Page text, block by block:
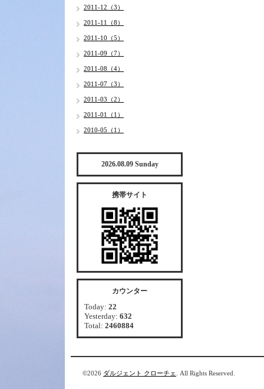
2011-12（3）
2011-11（8）
2011-10（5）
2011-09（7）
2011-08（4）
2011-07（3）
2011-03（2）
2011-01（1）
2010-05（1）
2026.08.09 Sunday
携帯サイト
カウンター
Today: 22
Yesterday: 632
Total: 2460884
©2026 ダルジェント クローチェ . All Rights Reserved.